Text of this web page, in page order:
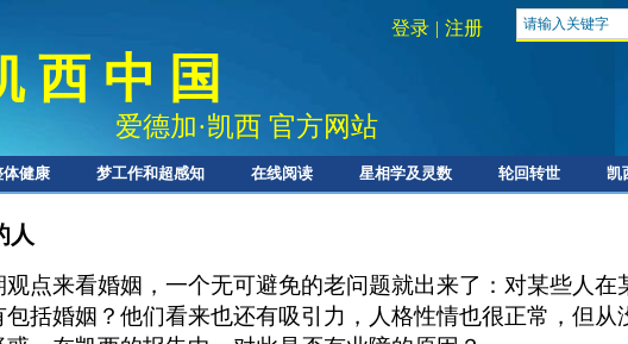
爱德加·凯西 官方网站
西 中 国
登录 | 注册
体健康 梦工作和超感知 在线阅读 星相学及灵数 轮回转世 凯
人
观点来看婚姻，一个无可避免的老问题就出来了：对某些人在
括婚姻？他们看来也还有吸引力，人格性情也很正常，但从